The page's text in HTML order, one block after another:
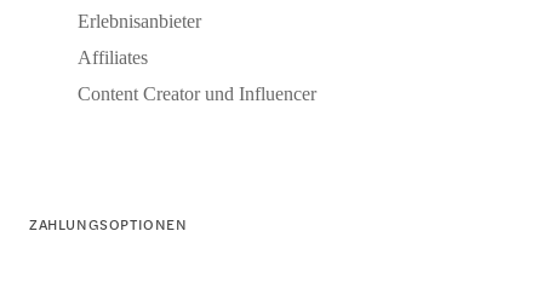
Erlebnisanbieter
Affiliates
Content Creator und Influencer
ZAHLUNGSOPTIONEN